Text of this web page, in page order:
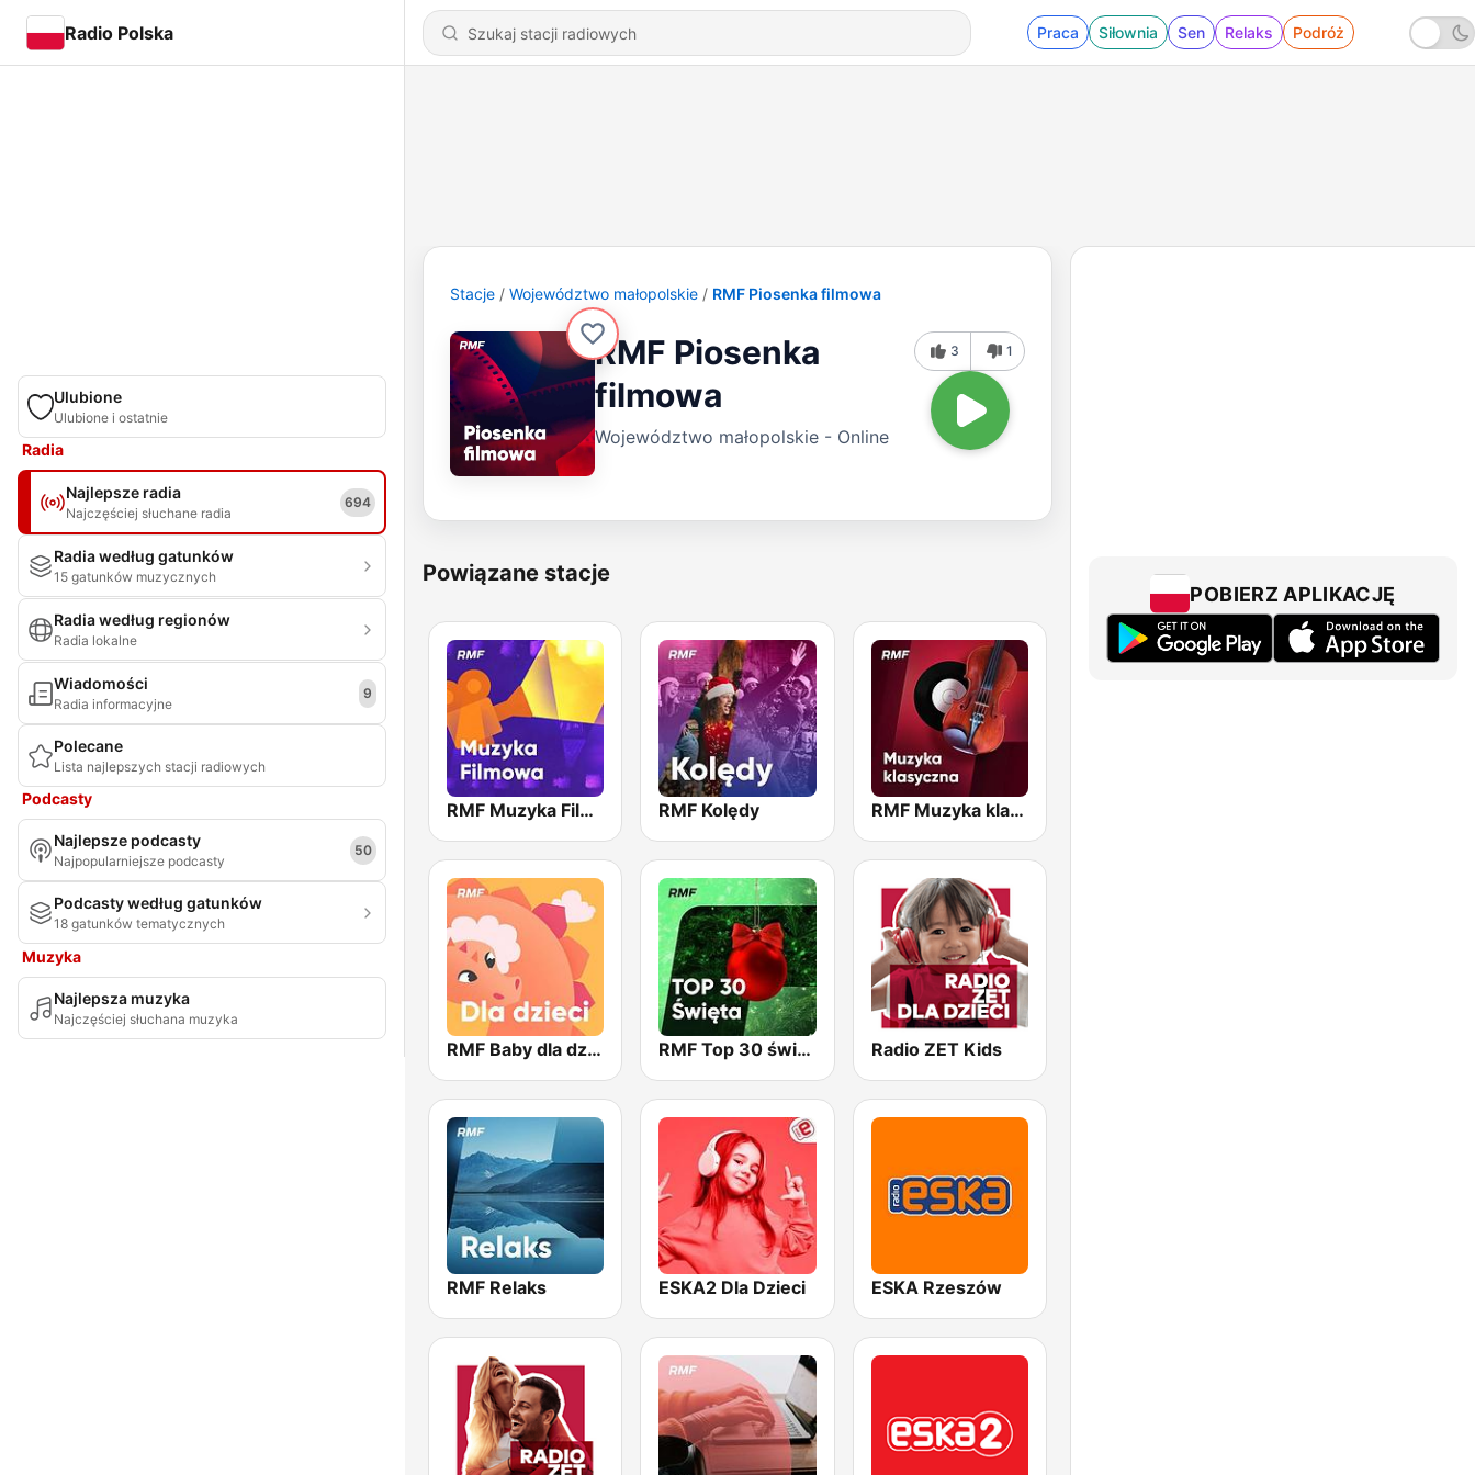
Radio Polska Praca Siłownia Sen Relaks Podróż
Ulubione
Ulubione i ostatnie
Radia
Najlepsze radia
Najczęściej słuchane radia
694
Radia według gatunków
15 gatunków muzycznych
Radia według regionów
Radia lokalne
Wiadomości
Radia informacyjne
9
Polecane
Lista najlepszych stacji radiowych
Podcasty
Najlepsze podcasty
Najpopularniejsze podcasty
50
Podcasty według gatunków
18 gatunków tematycznych
Muzyka
Najlepsza muzyka
Najczęściej słuchana muzyka
Stacje Województwo małopolskie RMF Piosenka filmowa
RMF Piosenka
filmowa
Województwo małopolskie - Online
3 1
Powiązane stacje
RMF Muzyka Filmowa RMF Kolędy RMF Muzyka klasyczna
RMF Baby dla dzieci RMF Top 30 święta Radio ZET Kids
RMF Relaks ESKA2 Dla Dzieci ESKA Rzeszów
POBIERZ APLIKACJĘ